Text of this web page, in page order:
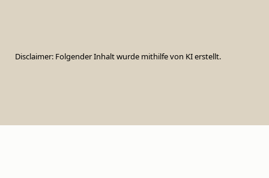
Disclaimer: Folgender Inhalt wurde mithilfe von KI erstellt.